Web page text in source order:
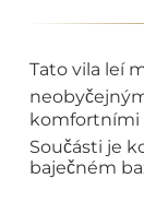
Tato vila leí
komfortními
Součásti je
baječném